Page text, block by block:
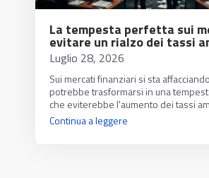
La tempesta perfetta sui
evitare un rialzo dei tassi
Luglio 28, 2026
Sui mercati finanziari si sta
potrebbe trasformarsi in una
che eviterebbe l'aumento dei tassi
Continua a leggere